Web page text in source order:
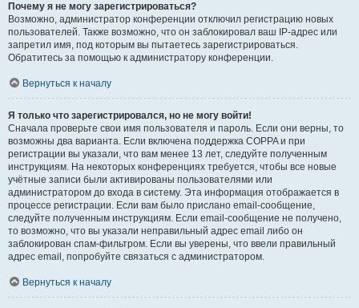
Почему я не могу зарегистрироваться?
Возможно, администратор конференции отключил регистрацию новых
пользователей. Также возможно, что он заблокировал ваш IP-адрес или
запретил имя, под которым вы пытаетесь зарегистрироваться.
Обратитесь за помощью к администратору конференции.
Вернуться к началу
Я только что зарегистрировался, но не могу войти!
Сначала проверьте свои имя пользователя и пароль. Если они верны, то
возможны два варианта. Если включена поддержка COPPA и при
регистрации вы указали, что вам менее 13 лет, следуйте полученным
инструкциям. На некоторых конференциях требуется, чтобы все новые
учётные записи были активированы пользователями или
администратором до входа в систему. Эта информация отображается в
процессе регистрации. Если вам было прислано email-сообщение,
следуйте полученным инструкциям. Если email-сообщение не получено,
то возможно, что вы указали неправильный адрес email либо он
заблокирован спам-фильтром. Если вы уверены, что ввели правильный
адрес email, попробуйте связаться с администратором.
Вернуться к началу